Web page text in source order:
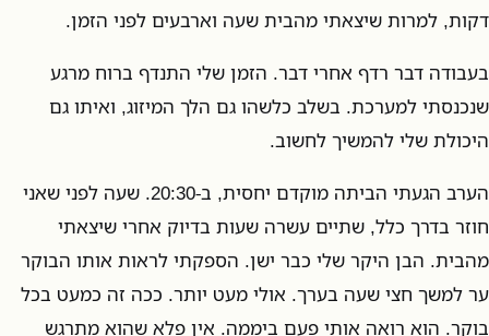
דקות, למרות שיצאתי מהבית שעה וארבעים לפני הזמן.
בעבודה דבר רדף אחרי דבר. הזמן שלי התנדף ברוח מרגע
שנכנסתי למערכת. בשלב כלשהו גם הלך המיזוג, ואיתו גם
היכולת שלי להמשיך לחשוב.
הערב הגעתי הביתה מוקדם יחסית, ב-20:30. שעה לפני שאני
חוזר בדרך כלל, שתיים עשרה שעות בדיוק אחרי שיצאתי
מהבית. הבן היקר שלי כבר ישן. הספקתי לראות אותו הבוקר
ער למשך חצי שעה בערך. אולי מעט יותר. ככה זה כמעט בכל
בוקר. הוא רואה אותי פעם ביממה. אין פלא שהוא מתרגש